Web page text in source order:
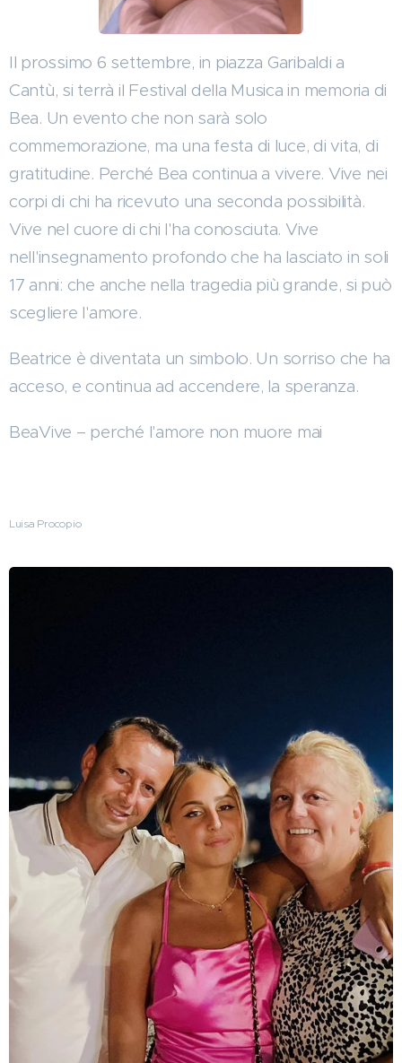
Il prossimo 6 settembre, in piazza Garibaldi a
Cantù, si terrà il Festival della Musica in memoria di
Bea. Un evento che non sarà solo
commemorazione, ma una festa di luce, di vita, di
gratitudine. Perché Bea continua a vivere. Vive nei
corpi di chi ha ricevuto una seconda possibilità.
Vive nel cuore di chi l'ha conosciuta. Vive
nell'insegnamento profondo che ha lasciato in soli
17 anni: che anche nella tragedia più grande, si può
scegliere l'amore.
Beatrice è diventata un simbolo. Un sorriso che ha
acceso, e continua ad accendere, la speranza.
BeaVive – perché l'amore non muore mai
Luisa Procopio